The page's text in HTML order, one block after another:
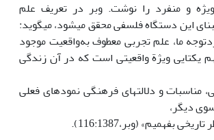
و منفرد را نوشت. وبر در تعریف علم
این دستگاه فلسفی محقق می­شود، می­گوید:
ما، علم تجربی معطوف به‌واقعیت موجود
یکتایی ویژة واقعیتی است که در آن زندگی
مناسبات و دلالت­های فرهنگی نمودهای فعلی
دیگر،
بفهمیم» (وبر،116:1387).